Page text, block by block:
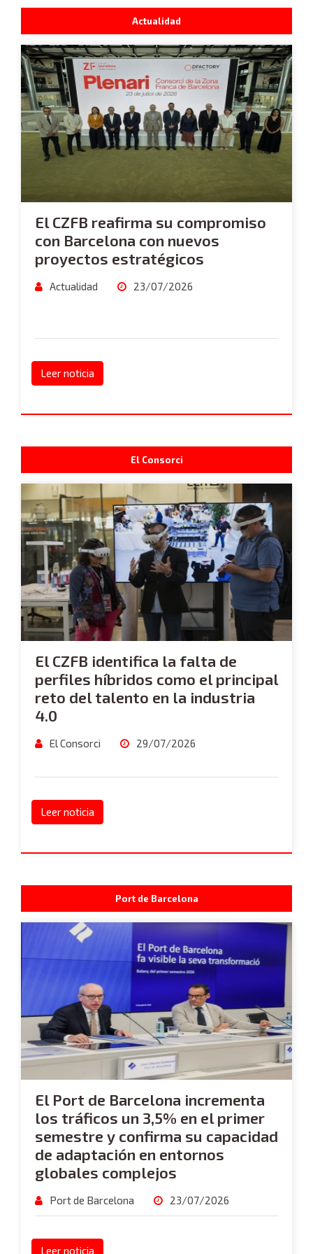
Actualidad
El CZFB reafirma su compromiso
con Barcelona con nuevos
proyectos estratégicos
Actualidad 23/07/2026
Leer noticia
El Consorci
El CZFB identifica la falta de
perfiles híbridos como el principal
reto del talento en la industria
4.0
El Consorci 29/07/2026
Leer noticia
Port de Barcelona
El Port de Barcelona incrementa
los tráficos un 3,5% en el primer
semestre y confirma su capacidad
de adaptación en entornos
globales complejos
Port de Barcelona 23/07/2026
Leer noticia